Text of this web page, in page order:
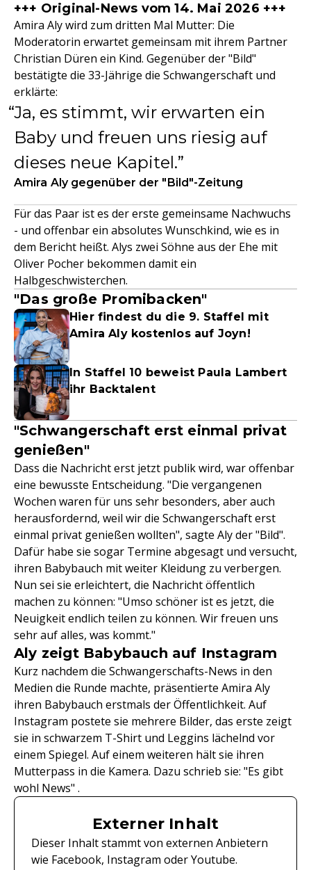
+++ Original-News vom 14. Mai 2026 +++
Amira Aly wird zum dritten Mal Mutter: Die
Moderatorin erwartet gemeinsam mit ihrem Partner
Christian Düren ein Kind. Gegenüber der "Bild"
bestätigte die 33-Jährige die Schwangerschaft und
erklärte:
Ja, es stimmt, wir erwarten ein
Baby und freuen uns riesig auf
dieses neue Kapitel.
Amira Aly gegenüber der "Bild"-Zeitung
Für das Paar ist es der erste gemeinsame Nachwuchs
- und offenbar ein absolutes Wunschkind, wie es in
dem Bericht heißt. Alys zwei Söhne aus der Ehe mit
Oliver Pocher bekommen damit ein
Halbgeschwisterchen.
"Das große Promibacken"
Hier findest du die 9. Staffel mit
Amira Aly kostenlos auf Joyn!
In Staffel 10 beweist Paula Lambert
ihr Backtalent
"Schwangerschaft erst einmal privat
genießen"
Dass die Nachricht erst jetzt publik wird, war offenbar
eine bewusste Entscheidung. "Die vergangenen
Wochen waren für uns sehr besonders, aber auch
herausfordernd, weil wir die Schwangerschaft erst
einmal privat genießen wollten", sagte Aly der "Bild".
Dafür habe sie sogar Termine abgesagt und versucht,
ihren Babybauch mit weiter Kleidung zu verbergen.
Nun sei sie erleichtert, die Nachricht öffentlich
machen zu können: "Umso schöner ist es jetzt, die
Neuigkeit endlich teilen zu können. Wir freuen uns
sehr auf alles, was kommt."
Aly zeigt Babybauch auf Instagram
Kurz nachdem die Schwangerschafts-News in den
Medien die Runde machte, präsentierte Amira Aly
ihren Babybauch erstmals der Öffentlichkeit. Auf
Instagram postete sie mehrere Bilder, das erste zeigt
sie in schwarzem T-Shirt und Leggins lächelnd vor
einem Spiegel. Auf einem weiteren hält sie ihren
Mutterpass in die Kamera. Dazu schrieb sie: "Es gibt
wohl News" .
Externer Inhalt
Dieser Inhalt stammt von externen Anbietern
wie Facebook, Instagram oder Youtube.